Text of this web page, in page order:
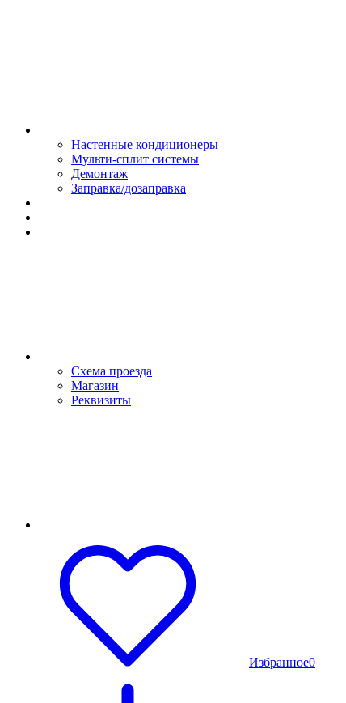
Настенные кондиционеры
Мульти-сплит системы
Демонтаж
Заправка/дозаправка
Схема проезда
Магазин
Реквизиты
Избранное0